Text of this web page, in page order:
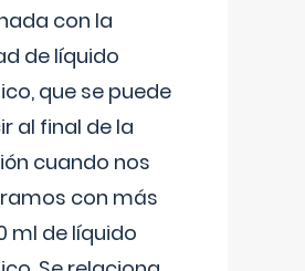
con la
de líquido
que se puede
al final de la
cuando nos
con más
ml de líquido